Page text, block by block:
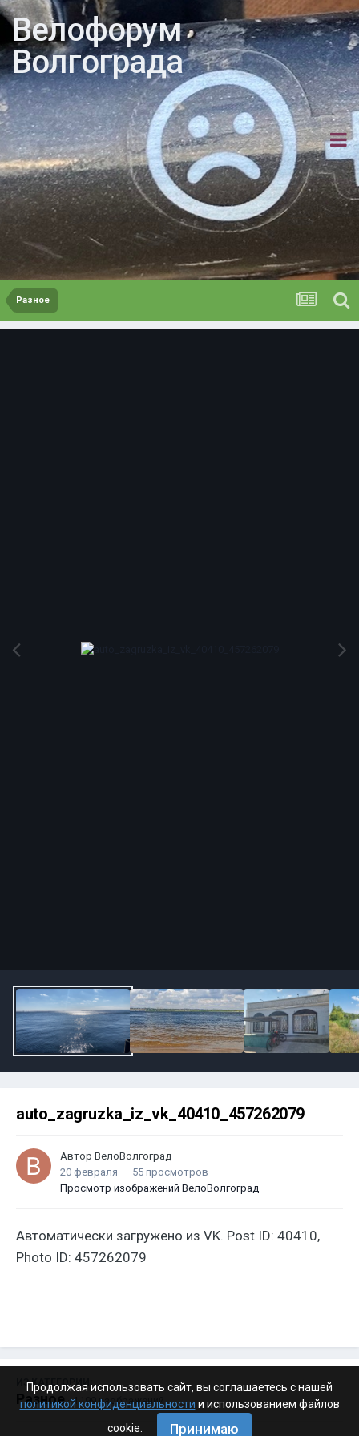
Велофорум
Волгограда
Разное
auto_zagruzka_iz_vk_40410_457262079
Автор ВелоВолгоград
20 февраля
55 просмотров
Просмотр изображений ВелоВолгоград
Автоматически загружено из VK. Post ID: 40410,
Photo ID: 457262079
ИЗ КАТЕГОРИИ:
Разное · 4 199 изображений
Продолжая использовать сайт, вы соглашаетесь с нашей
политикой конфиденциальности и использованием файлов
cookie.
Принимаю